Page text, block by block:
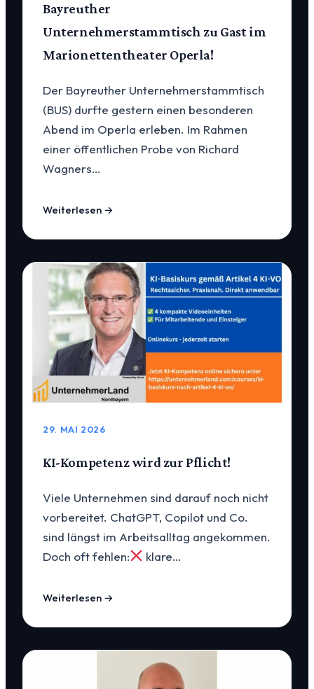
Bayreuther
Unternehmerstammtisch zu Gast im
Marionettentheater Operla!
Der Bayreuther Unternehmerstammtisch
(BUS) durfte gestern einen besonderen
Abend im Operla erleben. Im Rahmen
einer öffentlichen Probe von Richard
Wagners…
Weiterlesen →
29. MAI 2026
KI-Kompetenz wird zur Pflicht!
Viele Unternehmen sind darauf noch nicht
vorbereitet. ChatGPT, Copilot und Co.
sind längst im Arbeitsalltag angekommen.
Doch oft fehlen:
klare…
Weiterlesen →